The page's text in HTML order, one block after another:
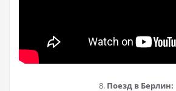
8. Поезд в Берлин: